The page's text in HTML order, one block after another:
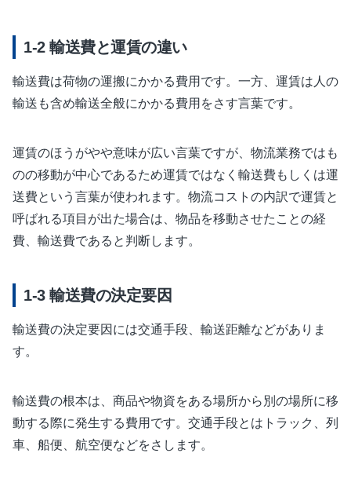
輸送費と運賃の違い
輸送費は荷物の運搬にかかる費用です。一方、運賃は人の
輸送も含め輸送全般にかかる費用をさす言葉です。
運賃のほうがやや意味が広い言葉ですが、物流業務ではも
のの移動が中心であるため運賃ではなく輸送費もしくは運
送費という言葉が使われます。物流コストの内訳で運賃と
呼ばれる項目が出た場合は、物品を移動させたことの経
費、輸送費であると判断します。
輸送費の決定要因
輸送費の決定要因には交通手段、輸送距離などがありま
す。
輸送費の根本は、商品や物資をある場所から別の場所に移
動する際に発生する費用です。交通手段とはトラック、列
車、船便、航空便などをさします。